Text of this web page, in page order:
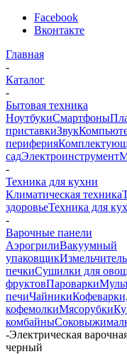
Facebook
Вконтакте
Главная
-
Каталог
-
Бытовая техника
НоутбукиСмартфоны
приставкиЗвук
периферия
садЭлектроинструмент
-
Техника для кухни
Климатическая техника
здоровьеТехника для
-
Варочные панели
АэрогрилиВакуумный
упаковщикИзмельчитель
печкиСушилки для
фруктовПароварки
печиЧайники
кофемолкиМясорубки
комбайны
-Электрическая
черный